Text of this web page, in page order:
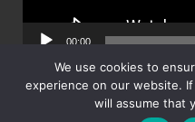
00:00
We use cookies to
experience on our website.
will assume that